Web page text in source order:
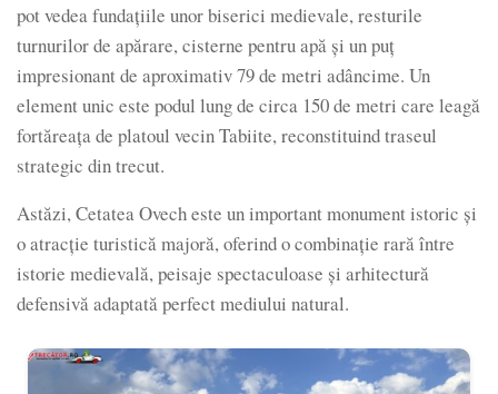
pot vedea fundațiile unor biserici medievale, resturile
turnurilor de apărare, cisterne pentru apă și un puț
impresionant de aproximativ 79 de metri adâncime. Un
element unic este podul lung de circa 150 de metri care leagă
fortăreața de platoul vecin Tabiite, reconstituind traseul
strategic din trecut.
Astăzi, Cetatea Ovech este un important monument istoric și
o atracție turistică majoră, oferind o combinație rară între
istorie medievală, peisaje spectaculoase și arhitectură
defensivă adaptată perfect mediului natural.